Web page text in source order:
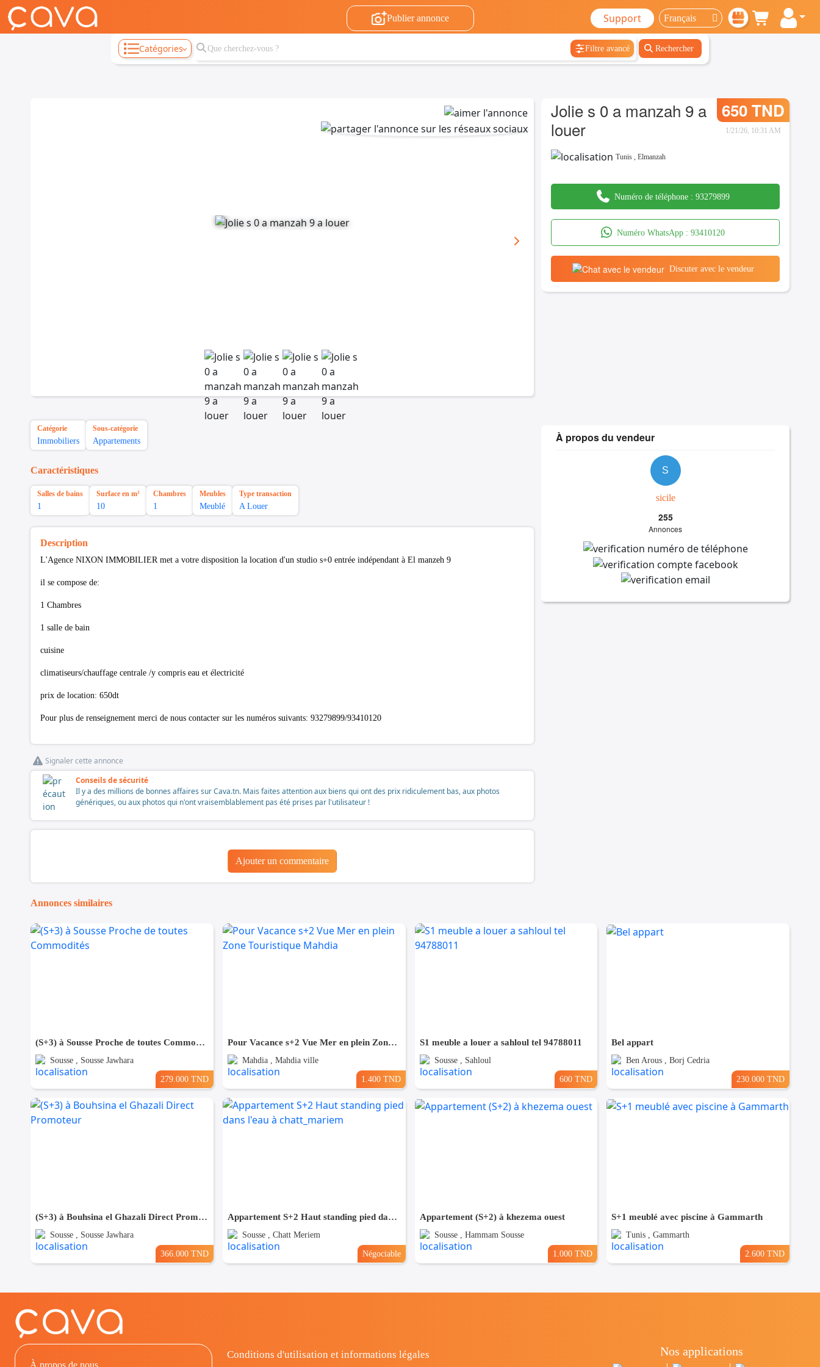
Publier annonce Support
Catégories Filtre avancé Rechercher
Jolie s 0 a manzah 9 a
louer
650 TND
1/21/26, 10:31 AM
Tunis ,Elmanzah
Numéro de téléphone : 93279899
Numéro WhatsApp :93410120
Discuter avec le vendeur
Catégorie
Immobiliers
Sous-catégorie
Appartements
Caractéristiques
Salles de bains
1
Surface en m²
10
Chambres
1
Meubles
Meublé
Type transaction
A Louer
Description
L'Agence NIXON IMMOBILIER met a votre disposition la location d'un studio s+0 entrée indépendant à El manzeh 9
il se compose de:
1 Chambres
1 salle de bain
cuisine
climatiseurs/chauffage centrale /y compris eau et électricité
prix de location: 650dt
Pour plus de renseignement merci de nous contacter sur les numéros suivants: 93279899/93410120
Signaler cette annonce
Conseils de sécurité
Il y a des millions de bonnes affaires sur Cava.tn. Mais faites attention aux biens qui ont des prix ridiculement bas, aux photos
génériques, ou aux photos qui n'ont vraisemblablement pas été prises par l'utilisateur !
Ajouter un commentaire
À propos du vendeur
S
sicile
255
Annonces
Annonces similaires
(S+3) à Sousse Proche de toutes Commodités
Sousse , Sousse Jawhara
279.000 TND
Pour Vacance s+2 Vue Mer en plein Zone Touristique Mahdia
Mahdia , Mahdia ville
1.400 TND
S1 meuble a louer a sahloul tel 94788011
Sousse , Sahloul
600 TND
Bel appart
Ben Arous , Borj Cedria
230.000 TND
(S+3) à Bouhsina el Ghazali Direct Promoteur
Sousse , Sousse Jawhara
366.000 TND
Appartement S+2 Haut standing pied dans l'eau à chatt_mariem
Sousse , Chatt Meriem
Négociable
Appartement (S+2) à khezema ouest
Sousse , Hammam Sousse
1.000 TND
S+1 meublé avec piscine à Gammarth
Tunis , Gammarth
2.600 TND
Conditions d'utilisation et informations légales Nos applications